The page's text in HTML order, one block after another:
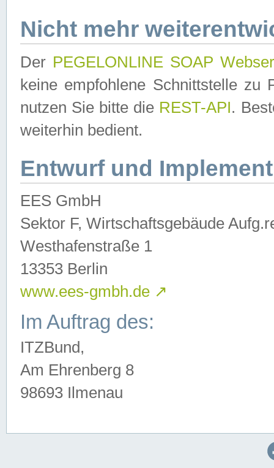
Nicht mehr
Der PEGELONLINE SOAP
keine empfohlene Schnittstelle zu
nutzen Sie bitte die REST-API.
weiterhin bedient.
Entwurf und
EES GmbH
Sektor F, Wirtschaftsgebäude
Westhafenstraße 1
13353 Berlin
www.ees-gmbh.de ↗
Im Auftrag des:
ITZBund,
Am Ehrenberg 8
98693 Ilmenau